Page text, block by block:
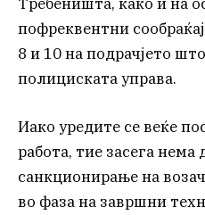
пофреквентни
8 и 10 на подрачјето
полициската управа.
Иако уредите се веќе
работа, тие засега нема
санкционирање на
во фаза на завршни